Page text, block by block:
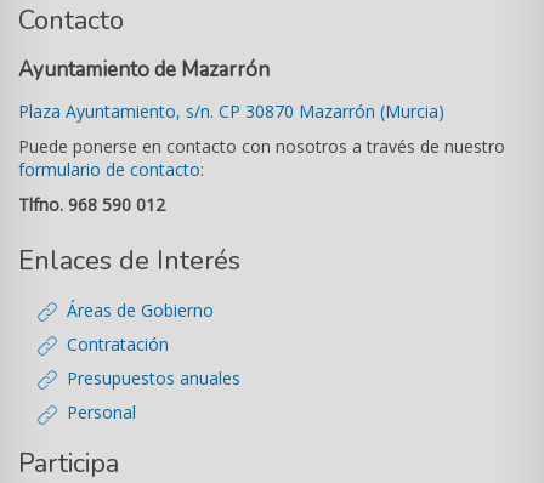
Contacto
Ayuntamiento de Mazarrón
Plaza Ayuntamiento, s/n. CP 30870 Mazarrón (Murcia)
Puede ponerse en contacto con nosotros a través de nuestro
formulario de contacto:
Tlfno. 968 590 012
Enlaces de Interés
Áreas de Gobierno
Contratación
Presupuestos anuales
Personal
Participa